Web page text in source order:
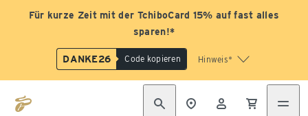
Für kurze Zeit mit der TchiboCard 15% auf fast alles
sparen!*
DANKE26 Code kopieren Hinweis*